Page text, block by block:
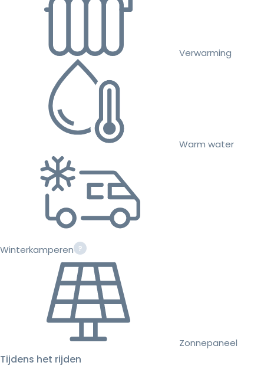
Verwarming
Warm water
Winterkamperen
Zonnepaneel
Tijdens het rijden